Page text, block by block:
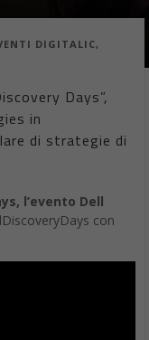
DIGITALIC,
Days”,
in
di strategie di
l’evento Dell
con